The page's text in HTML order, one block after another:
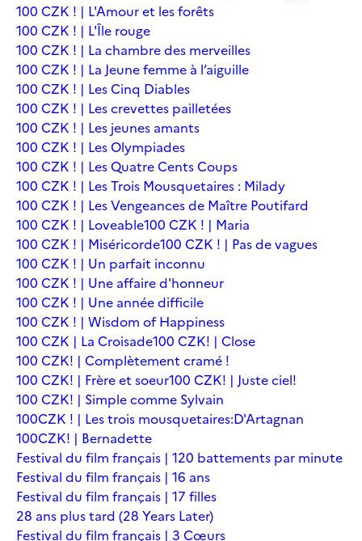
100 CZK ! | L'Amour et les forêts
100 CZK ! | L'Île rouge
100 CZK ! | La chambre des merveilles
100 CZK ! | La Jeune femme à l’aiguille
100 CZK ! | Les Cinq Diables
100 CZK ! | Les crevettes pailletées
100 CZK ! | Les jeunes amants
100 CZK ! | Les Olympiades
100 CZK ! | Les Quatre Cents Coups
100 CZK ! | Les Trois Mousquetaires : Milady
100 CZK ! | Les Vengeances de Maître Poutifard
100 CZK ! | Loveable100 CZK ! | Maria
100 CZK ! | Miséricorde100 CZK ! | Pas de vagues
100 CZK ! | Un parfait inconnu
100 CZK ! | Une affaire d'honneur
100 CZK ! | Une année difficile
100 CZK ! | Wisdom of Happiness
100 CZK | La Croisade100 CZK! | Close
100 CZK! | Complètement cramé !
100 CZK! | Frère et soeur100 CZK! | Juste ciel!
100 CZK! | Simple comme Sylvain
100CZK ! | Les trois mousquetaires:D'Artagnan
100CZK! | Bernadette
Festival du film français | 120 battements par minute
Festival du film français | 16 ans
Festival du film français | 17 filles
28 ans plus tard (28 Years Later)
Festival du film français | 3 Cœurs